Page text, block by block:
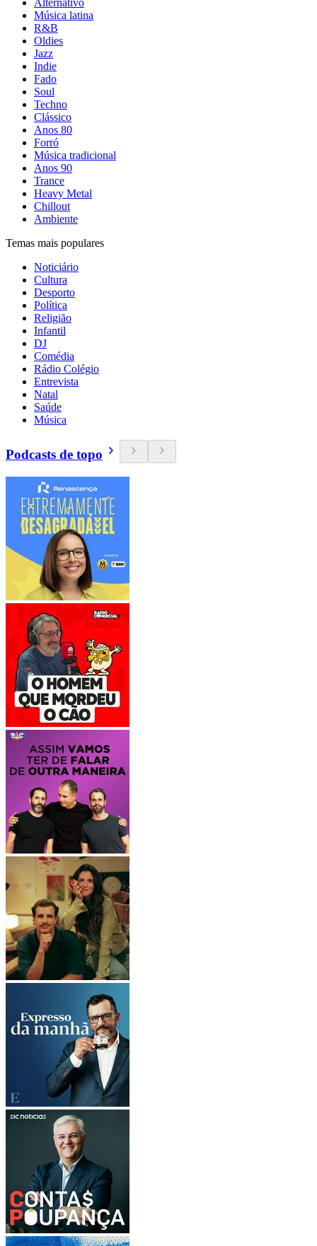
Alternativo
Música latina
R&B
Oldies
Jazz
Indie
Fado
Soul
Techno
Clássico
Anos 80
Forró
Música tradicional
Anos 90
Trance
Heavy Metal
Chillout
Ambiente
Temas mais populares
Noticiário
Cultura
Desporto
Política
Religião
Infantil
DJ
Comédia
Rádio Colégio
Entrevista
Natal
Saúde
Música
Podcasts de topo